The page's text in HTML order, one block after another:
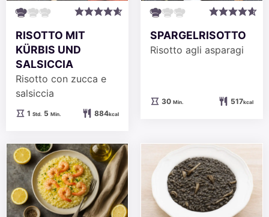
RISOTTO MIT
KÜRBIS UND
SALSICCIA
Risotto con zucca e
salsiccia
1Stunde
Std. 5Minuten
Min. 884kcal
SPARGELRISOTTO
Risotto agli asparagi
30Minuten
Min. 517kcal